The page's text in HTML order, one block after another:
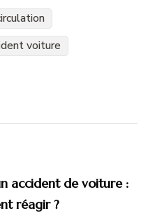
voiture
accident de voiture :
réagir ?